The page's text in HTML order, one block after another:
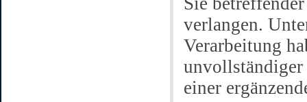
verlangen.
Verarbeitung
unvollständiger
einer